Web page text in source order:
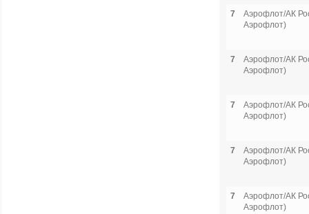
7
Аэрофлот/АК
Аэрофлот)
7
Аэрофлот/АК
Аэрофлот)
7
Аэрофлот/АК
Аэрофлот)
7
Аэрофлот/АК
Аэрофлот)
7
Аэрофлот/АК
Аэрофлот)